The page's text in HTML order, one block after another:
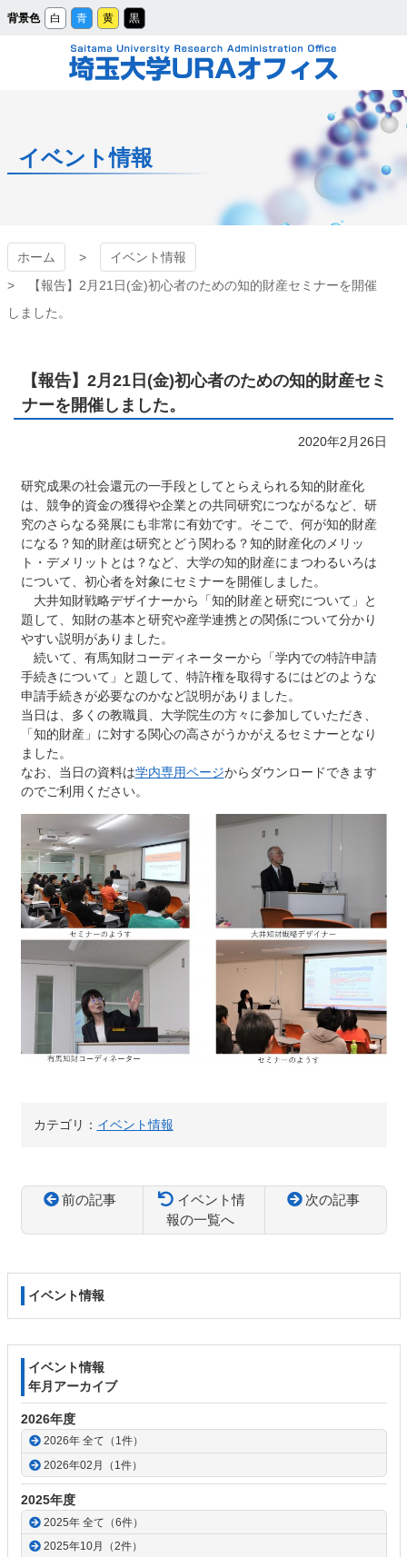
メ
イ
背景色 白 青 黄 黒
イベント情報
ホーム
イベント情報
【報告】2月21日(金)初心者のための知的財産セミナーを開催
しました。
【報告】2月21日(金)初心者のための知的財産セミ
ナーを開催しました。
2020年2月26日
研究成果の社会還元の一手段としてとらえられる知的財産化
は、競争的資金の獲得や企業との共同研究につながるなど、研
究のさらなる発展にも非常に有効です。そこで、何が知的財産
になる？知的財産は研究とどう関わる？知的財産化のメリッ
ト・デメリットとは？など、大学の知的財産にまつわるいろは
について、初心者を対象にセミナーを開催しました。
大井知財戦略デザイナーから「知的財産と研究について」と
題して、知財の基本と研究や産学連携との関係について分かり
やすい説明がありました。
続いて、有馬知財コーディネーターから「学内での特許申請
手続きについて」と題して、特許権を取得するにはどのような
申請手続きが必要なのかなど説明がありました。
当日は、多くの教職員、大学院生の方々に参加していただき、
「知的財産」に対する関心の高さがうかがえるセミナーとなり
ました。
なお、当日の資料は学内専用ページからダウンロードできます
のでご利用ください。
カテゴリ： イベント情報
前の記事
イベント情
報の一覧へ
次の記事
ツ
先
イベント情報
イベント情報
年月アーカイブ
2026年度
2026年 全て（1件）
2026年02月（1件）
2025年度
2025年 全て（6件）
2025年10月（2件）